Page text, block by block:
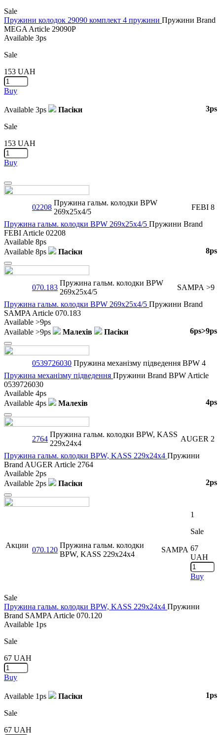
Sale
Пружини колодок 29090 комплект 4 пружини Пружини Brand
MEGA Article 29090P
Available 3ps
Sale
153 UAH
Buy
Available 3ps Пасіки 3ps
Sale
153 UAH
Buy
Close
02208
Пружина гальм. колодки BPW
269x25x4/5
FEBI 8
Пружина гальм. колодки BPW 269x25x4/5 Пружини Brand
FEBI Article 02208
Available 8ps
Available 8ps Пасіки 8ps
Close
070.183
Пружина гальм. колодки BPW
269x25x4/5
SAMPA >9
Пружина гальм. колодки BPW 269x25x4/5 Пружини Brand
SAMPA Article 070.183
Available >9ps
Available >9ps Малехів >9ps
Пасіки 6ps
Close
0539726030 Пружина механізму підведення BPW 4
Пружина механізму підведення Пружини Brand BPW Article
0539726030
Available 4ps
Available 4ps Малехів 4ps
Close
2764
Пружина гальм. колодки BPW, KASS
229x24x4
AUGER 2
Пружина гальм. колодки BPW, KASS 229x24x4 Пружини
Brand AUGER Article 2764
Available 2ps
Available 2ps Пасіки 2ps
Close
Акции
070.120
Пружина гальм. колодки
BPW, KASS 229x24x4
SAMPA
1
Sale
67
UAH
Buy
Sale
Пружина гальм. колодки BPW, KASS 229x24x4 Пружини
Brand SAMPA Article 070.120
Available 1ps
Sale
67 UAH
Buy
Available 1ps Пасіки 1ps
Sale
67 UAH